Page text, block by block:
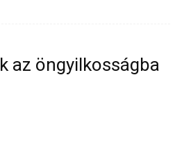
az öngyilkosságba